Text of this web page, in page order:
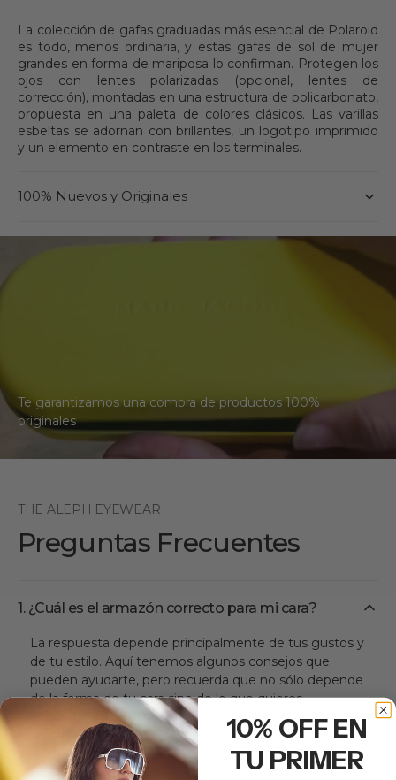
4154/S/X4154/S/X
La colección de gafas graduadas más esencial de Polaroid
es todo, menos ordinaria, y estas gafas de sol de mujer
grandes en forma de mariposa lo confirman. Protegen los
ojos con lentes polarizadas (opcional, lentes de
corrección), montadas en una estructura de policarbonato,
propuesta en una paleta de colores clásicos. Las varillas
esbeltas se adornan con brillantes, un logotipo imprimido
y un elemento en contraste en los terminales.
100% Nuevos y Originales
Te garantizamos una compra de productos 100%
originales
THE ALEPH EYEWEAR
Preguntas Frecuentes
1. ¿Cuál es el armazón correcto para mi cara?
La respuesta depende principalmente de tus gustos y
de tu estilo. Aquí tenemos algunos consejos que
pueden ayudarte, pero recuerda que no sólo depende
de la forma de tu cara sino de lo que quieres
proyectar. ¡Tú eres quien define cómo ves el mundo!
Cara ovalada:tu rostro es equilibrado,
ligeramente más largo que ancho, pómulos
10% OFF EN
TU PRIMER